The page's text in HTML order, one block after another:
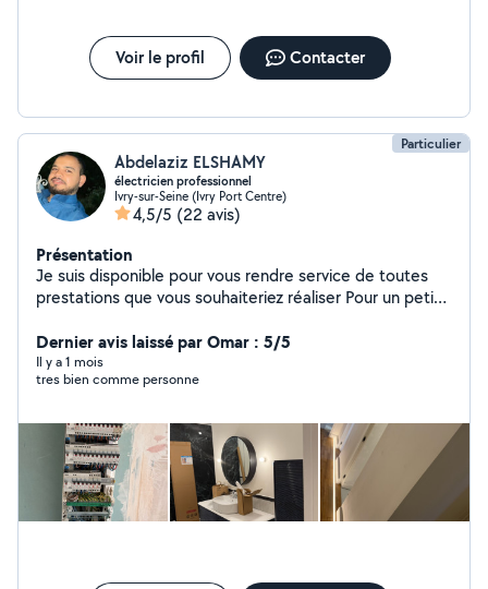
Voir le profil Contacter
Particulier
Abdelaziz ELSHAMY
électricien professionnel
Ivry-sur-Seine (Ivry Port Centre)
4,5/5 (22 avis)
Présentation
Je suis disponible pour vous rendre service de toutes
prestations que vous souhaiteriez réaliser Pour un petit
Dernier avis laissé par Omar : 5/5
Il y a 1 mois
tres bien comme personne